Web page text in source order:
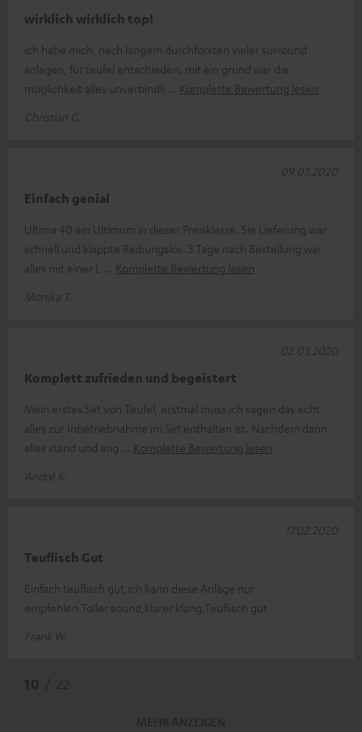
wirklich wirklich top!
ich habe mich, nach langem durchforsten vieler surround
anlagen, für teufel entschieden. mit ein grund war die
möglichkeit alles unverbindli
Komplette Bewertung lesen
Christian G.
Einfach genial
Ultima 40 ein Ultimum in dieser Preisklasse. Sie Lieferung war
schnell und klappte Reibungslos. 3 Tage nach Bestellung war
alles mit einer L
Komplette Bewertung lesen
Monika T.
09.03.2020
Komplett zufrieden und begeistert
Mein erstes Set von Teufel, erstmal muss ich sagen das echt
alles zur Inbetriebnahme im Set enthalten ist. Nachdem dann
alles stand und ang
Komplette Bewertung lesen
André K.
02.03.2020
Teuflisch Gut
Einfach teuflisch gut,ich kann diese Anlage nur
empfehlen.Toller sound,klarer klang.Teuflisch gut
Frank W.
17.02.2020